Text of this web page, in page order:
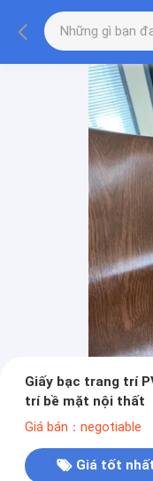
Giấy bạc trang trí
trí bề mặt nội thất
Giá bán：negotiable
Giá tốt